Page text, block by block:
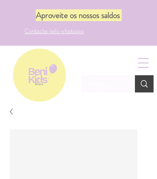
Aproveite os nossos saldos
Contacte pelo whatsapp